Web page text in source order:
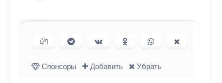
Копировать ссылку
Поделиться в Telegram
Поделиться ВКонтакте
Поделиться в
Одноклассниках
Поделиться в
WhatsApp
в X (Twitter)
Спонсоры
Добавить Убрать